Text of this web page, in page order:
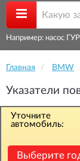
Например: насос
Главная BMW
Указатели
Уточните
автомобиль:
Выберите